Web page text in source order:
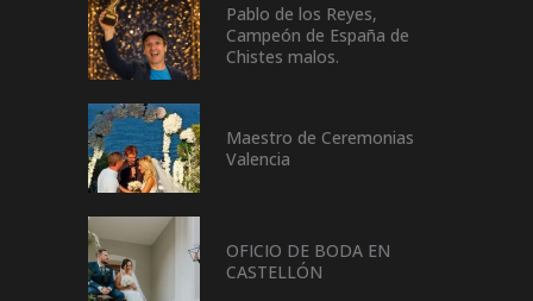
Pablo de los Reyes,
Campeón de España de
Chistes malos.
Maestro de Ceremonias
Valencia
OFICIO DE BODA EN
CASTELLÓN